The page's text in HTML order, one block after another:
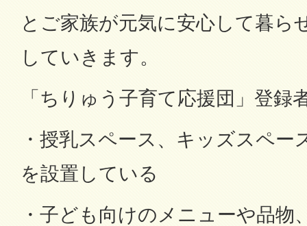
とご家族が元気に安心して暮ら
していきます。
「ちりゅう子育て応援団」登録
・授乳スペース、キッズスペー
を設置している
・子ども向けのメニューや品物